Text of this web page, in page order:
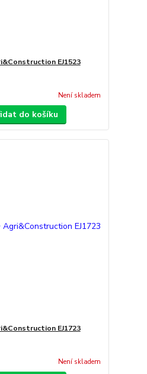
EJ1523
Není skladem
do košíku
EJ1723
Není skladem